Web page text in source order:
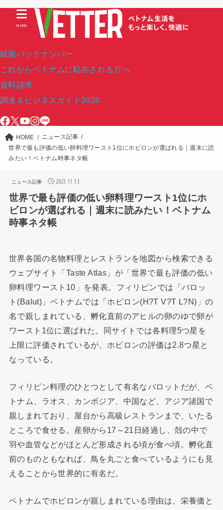
紙面バックナンバー
これからベトナムに駐在される方へ
資料請求
調達＆ビジネスガイド2026
MENU
HOME
ニュース記事
世界で最も評価の低い卵料理ワースト1位にホビロンが選ばれる｜週末に読
みたい！ベトナム時事ネタ帳
ニュース記事 2023.11.13
世界で最も評価の低い卵料理ワースト1位にホ
ビロンが選ばれる｜週末に読みたい！ベトナム
時事ネタ帳
世界各国の名物料理とレストランを地図から検索できる
ウェブサイト「Taste Atlas」が「世界で最も評価の低い
卵料理ワースト10」を発表。フィリピンでは「バロッ
ト(Balut)」ベトナムでは「ホビロン(H?T V?T L?N)」の
名で親しまれている、孵化直前のアヒルの卵のゆで卵が
ワースト1位に選ばれた。同サイトでは各料理5つ星を
上限に評価されているが、ホビロンの評価は2.8つ星と
なっている。
フィリピン料理のひとつとして有名なバロットだが、ベ
トナム、ラオス、カンボジア、中国など、アジア諸国で
親しまれており、屋台から高級レストランまで、いたる
ところで食せる。産卵から17～21日経過し、殻の中で
羽や血管などがほとんど形成される頃が食べ頃。孵化直
前のものともなれば、鳥を丸ごと食べているようにも見
えることから世界的に有名だ。
ベトナムでホビロンが親しまれている理由は、栄養価と